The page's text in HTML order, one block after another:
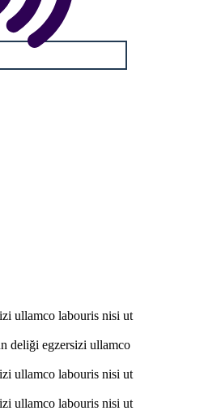
ullamco labouris nisi ut
deliği egzersizi ullamco
ullamco labouris nisi ut
ullamco labouris nisi ut